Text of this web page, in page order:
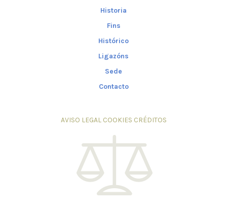
Historia
Fins
Histórico
Ligazóns
Sede
Contacto
AVISO LEGAL COOKIES CRÉDITOS